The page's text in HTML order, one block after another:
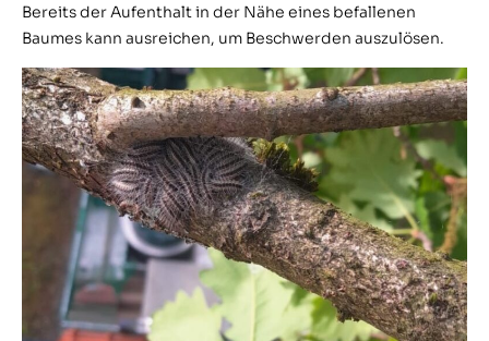
Bereits der Aufenthalt in der Nähe eines befallenen
Baumes kann ausreichen, um Beschwerden auszulösen.